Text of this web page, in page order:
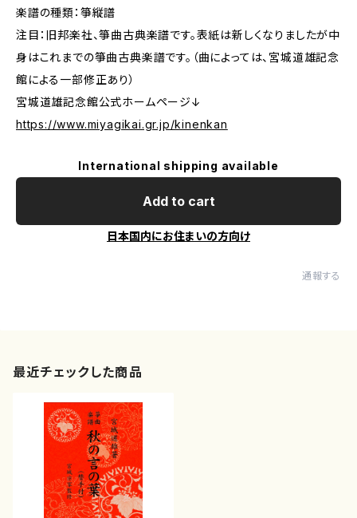
楽譜の種類：箏縦譜
注目：旧邦楽社、箏曲古典楽譜です。表紙は新しくなりましたが中
身はこれまでの箏曲古典楽譜です。（曲によっては、宮城道雄記念
館による一部修正あり）
宮城道雄記念館公式ホームページ↓
https://www.miyagikai.gr.jp/kinenkan
International shipping available
Add to cart
日本国内にお住まいの方向け
通報する
最近チェックした商品